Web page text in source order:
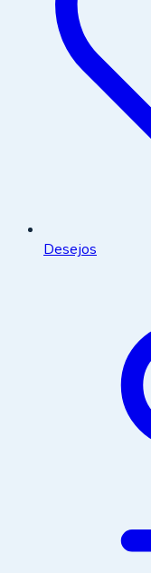
Desejos